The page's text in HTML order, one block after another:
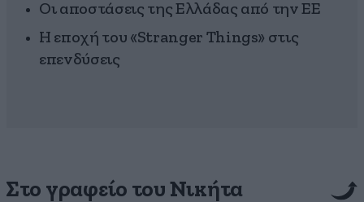
Οι αποστάσεις της Ελλάδας από την ΕΕ
Η εποχή του «Stranger Things» στις
επενδύσεις
Στο γραφείο του Νικήτα